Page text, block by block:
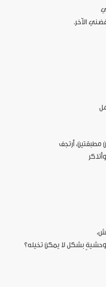
الآخر.
أرتجف
وحشيةٍ بشكل لا يمكن تخيله؟